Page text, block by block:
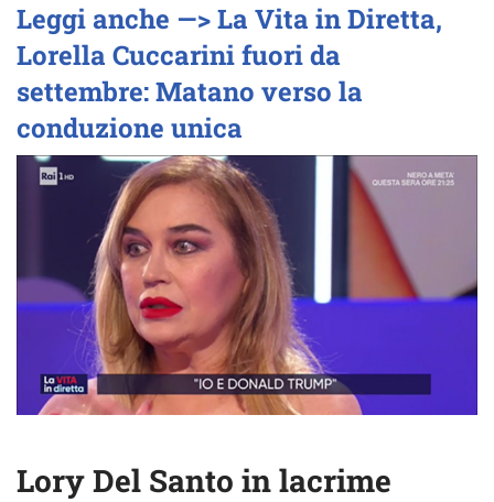
Leggi anche —> La Vita in Diretta,
Lorella Cuccarini fuori da
settembre: Matano verso la
conduzione unica
Lory Del Santo in lacrime